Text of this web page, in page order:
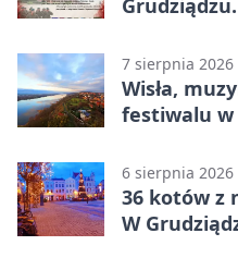
7 sierpnia 2026
Wisła,
festiwalu w
6 sierpnia 2026
36 kotów z
W